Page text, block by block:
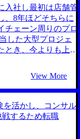
もしっかりと教えて
した。 永井さん
系案件をコンサル時
く、他のエージェ
くれていました。
ず、念入りに準備
い仕事に合致したフ
さんに頼らず、
内定をもらえません
は求められる水準が
入社し最初は店舗管
、8年ほどそちらに
チェーン周りのプロ
した大型プロジェ
とき、今よりも上流
ました。 今よりも
転職先を検討してい
が目に留まりまし
ルを生かしながら、
View More
を活かし、コンサル
するため転職